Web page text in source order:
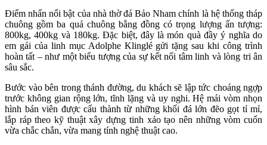
Điểm nhấn nổi bật của nhà thờ đá Bảo Nham chính là hệ thống tháp
chuông gồm ba quả chuông bằng đồng có trọng lượng ấn tượng:
800kg, 400kg và 180kg. Đặc biệt, đây là món quà đầy ý nghĩa do
em gái của linh mục Adolphe Klinglé gửi tặng sau khi công trình
hoàn tất – như một biểu tượng của sự kết nối tâm linh và lòng tri ân
sâu sắc.
Bước vào bên trong thánh đường, du khách sẽ lập tức choáng ngợp
trước không gian rộng lớn, tĩnh lặng và uy nghi. Hệ mái vòm nhọn
hình bán viên được cấu thành từ những khối đá lớn đẽo gọt tỉ mỉ,
lắp ráp theo kỹ thuật xây dựng tinh xảo tạo nên những vòm cuốn
vừa chắc chắn, vừa mang tính nghệ thuật cao.